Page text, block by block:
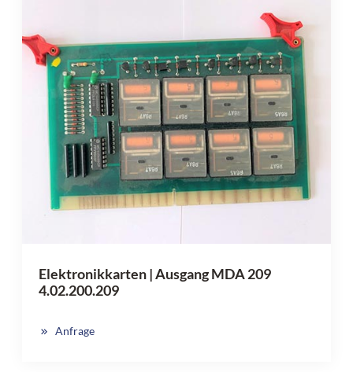
Elektronikkarten | Ausgang MDA 209
4.02.200.209
Anfrage